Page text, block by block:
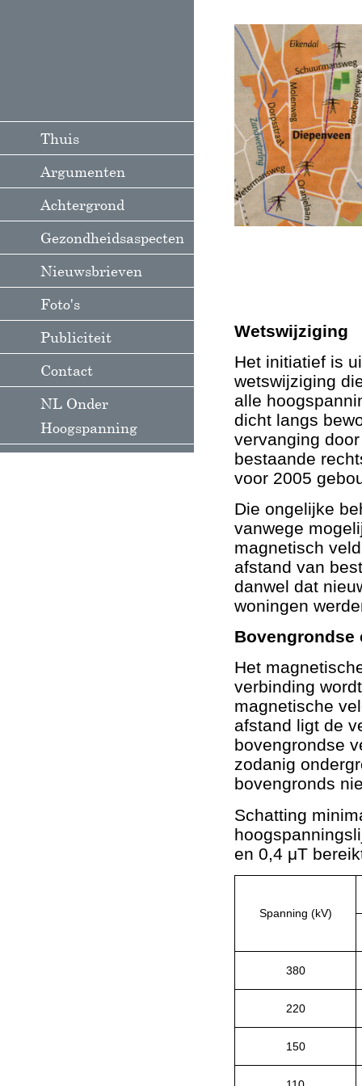
Thuis
Argumenten
Achtergrond
Gezondheidsaspecten
Nieuwsbrieven
Foto's
Publiciteit
Contact
NL Onder
Hoogspanning
Wetswijziging
Het initiatief is
wetswijziging
alle
dicht langs
vervanging
bestaande
voor 2005
Die ongelijke
vanwege
magnetisch
afstand van
danwel dat
woningen
Bovengrondse
Het
verbinding
magnetische
afstand ligt de
bovengrondse
zodanig
bovengronds
Schatting
en 0,4 μT
Spanning (kV)
380
220
150